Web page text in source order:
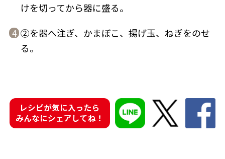
だし粉
商品情報一覧
けを切ってから器に盛る。
4 ②を器へ注ぎ、かまぼこ、揚げ玉、ねぎをのせ
る。
レシピが気に入ったら
みんなにシェアしてね！